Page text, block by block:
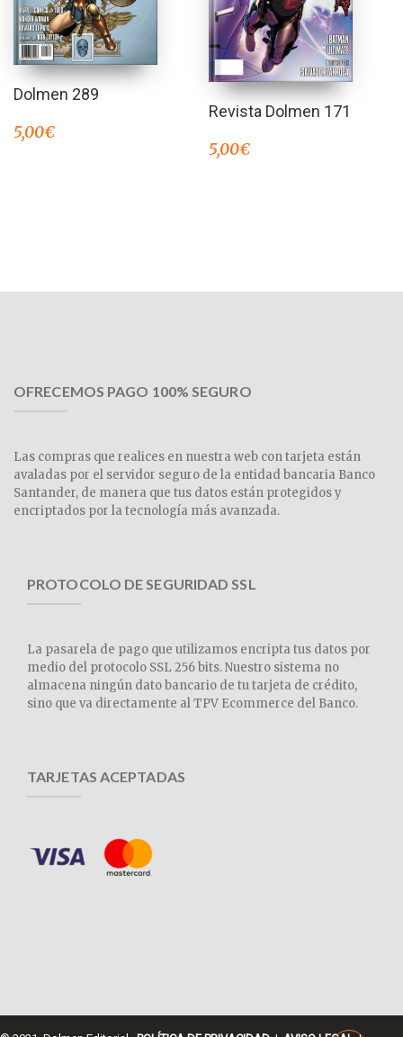
Dolmen 289
5,00€
Revista Dolmen 171
5,00€
OFRECEMOS PAGO 100% SEGURO
Las compras que realices en nuestra web con tarjeta están
avaladas por el servidor seguro de la entidad bancaria Banco
Santander, de manera que tus datos están protegidos y
encriptados por la tecnología más avanzada.
PROTOCOLO DE SEGURIDAD SSL
La pasarela de pago que utilizamos encripta tus datos por
medio del protocolo SSL 256 bits. Nuestro sistema no
almacena ningún dato bancario de tu tarjeta de crédito,
sino que va directamente al TPV Ecommerce del Banco.
TARJETAS ACEPTADAS